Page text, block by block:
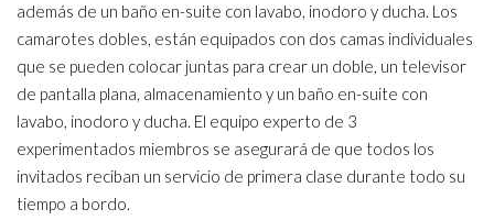
además de un baño en-suite con lavabo, inodoro y ducha. Los
camarotes dobles, están equipados con dos camas individuales
que se pueden colocar juntas para crear un doble, un televisor
de pantalla plana, almacenamiento y un baño en-suite con
lavabo, inodoro y ducha. El equipo experto de 3
experimentados miembros se asegurará de que todos los
invitados reciban un servicio de primera clase durante todo su
tiempo a bordo.